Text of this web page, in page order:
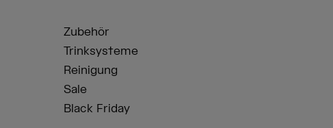
Zubehör
Trinksysteme
Reinigung
Sale
Black Friday